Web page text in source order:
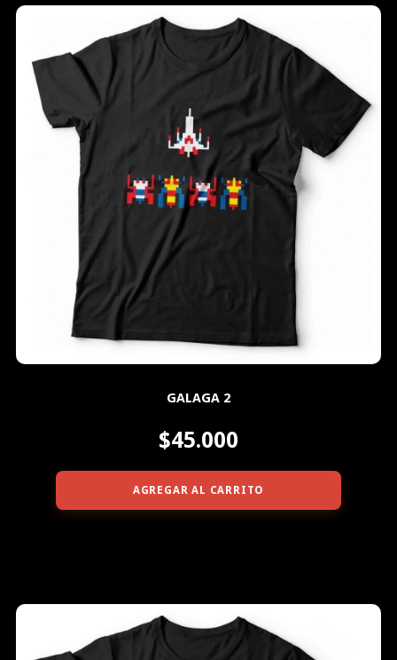
GALAGA 2
$45.000
AGREGAR AL CARRITO